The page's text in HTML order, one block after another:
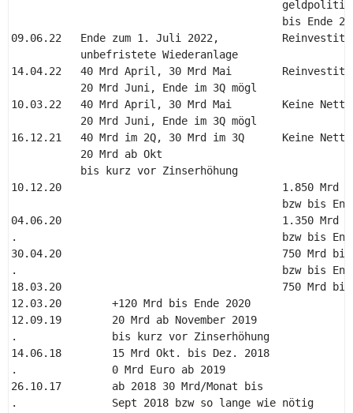
bis Ende
09.06.22   Ende zum 1. Juli 2022,
           unbefristete Wiederanlage
14.04.22   40 Mrd April, 30 Mrd Mai
           20 Mrd Juni, Ende im 3Q mögl
10.03.22   40 Mrd April, 30 Mrd Mai        Keine
           20 Mrd Juni, Ende im 3Q mögl
16.12.21   40 Mrd im 2Q, 30 Mrd im 3Q      Keine
           20 Mrd ab Okt
           bis kurz vor Zinserhöhung
10.12.20                                   1.850 Mrd bis
bzw bis
04.06.20                                   1.350 Mrd bis
.                                          bzw bis Ende
30.04.20                                   750 Mrd bis
.                                          bzw bis Ende
18.03.20                                   750 Mrd bis
12.03.20        +120 Mrd bis Ende 2020
12.09.19        20 Mrd ab November 2019
.               bis kurz vor Zinserhöhung
14.06.18        15 Mrd Okt. bis Dez. 2018
.               0 Mrd Euro ab 2019
26.10.17        ab 2018 30 Mrd/Monat bis
.               Sept 2018 bzw so lange wie nötig